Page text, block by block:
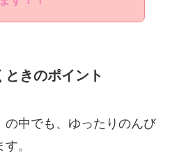
ときのポイント
の中でも、ゆったりのんび
。